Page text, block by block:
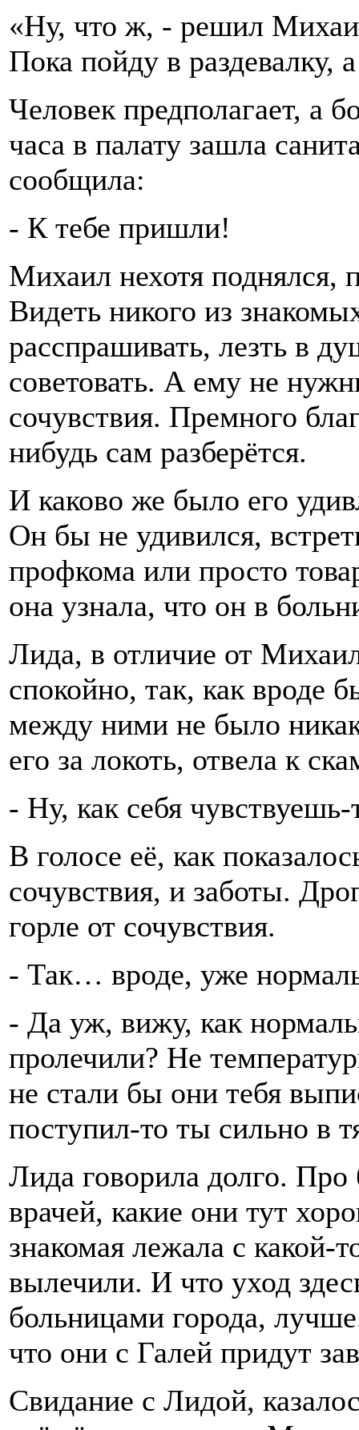
«Ну, что ж, - решил
Пока пойду в раздевалку,
Человек предполагает, а
часа в палату зашла
сообщила:
- К тебе пришли!
Михаил нехотя поднялся,
Видеть никого из
расспрашивать, лезть в
советовать. А ему не
сочувствия. Премного
нибудь сам разберётся.
И каково же было его
Он бы не удивился,
профкома или просто
она узнала, что он в
Лида, в отличие от
спокойно, так, как вроде
между ними не было
его за локоть, отвела к
- Ну, как себя чувствуешь-
В голосе её, как
сочувствия, и заботы.
горле от сочувствия.
- Так… вроде, уже
- Да уж, вижу, как
пролечили? Не
не стали бы они тебя
поступил-то ты сильно в
Лида говорила долго.
врачей, какие они тут
знакомая лежала с какой-
вылечили. И что уход
больницами города,
что они с Галей придут
Свидание с Лидой,